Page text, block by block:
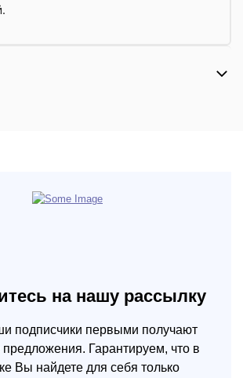
на нашу рассылку
подписчики первыми получают
Гарантируем, что в
Вы найдете для себя только